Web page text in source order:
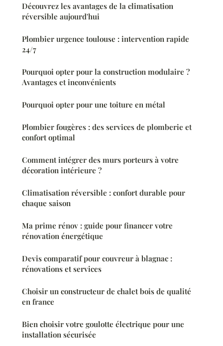
Découvrez les avantages de la climatisation
réversible aujourd'hui
Plombier urgence toulouse : intervention rapide
24/7
Pourquoi opter pour la construction modulaire ?
Avantages et inconvénients
Pourquoi opter pour une toiture en métal
Plombier fougères : des services de plomberie et
confort optimal
Comment intégrer des murs porteurs à votre
décoration intérieure ?
Climatisation réversible : confort durable pour
chaque saison
Ma prime rénov : guide pour financer votre
rénovation énergétique
Devis comparatif pour couvreur à blagnac :
rénovations et services
Choisir un constructeur de chalet bois de qualité
en france
Bien choisir votre goulotte électrique pour une
installation sécurisée